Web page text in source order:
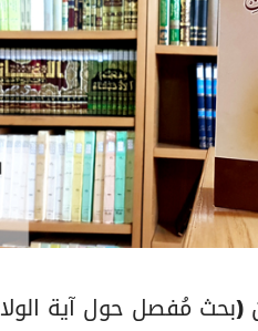
(بحث مُفصل حول آية